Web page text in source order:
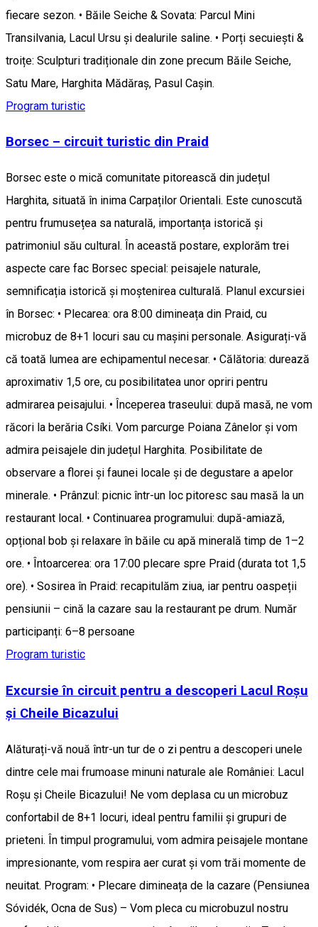
fiecare sezon. • Băile Seiche & Sovata: Parcul Mini
Transilvania, Lacul Ursu și dealurile saline. • Porți secuiești &
troițe: Sculpturi tradiționale din zone precum Băile Seiche,
Satu Mare, Harghita Mădăraș, Pasul Caşin.
Program turistic
Borsec – circuit turistic din Praid
Borsec este o mică comunitate pitorească din județul
Harghita, situată în inima Carpaților Orientali. Este cunoscută
pentru frumusețea sa naturală, importanța istorică și
patrimoniul său cultural. În această postare, explorăm trei
aspecte care fac Borsec special: peisajele naturale,
semnificația istorică și moștenirea culturală. Planul excursiei
în Borsec: • Plecarea: ora 8:00 dimineața din Praid, cu
microbuz de 8+1 locuri sau cu mașini personale. Asigurați-vă
că toată lumea are echipamentul necesar. • Călătoria: durează
aproximativ 1,5 ore, cu posibilitatea unor opriri pentru
admirarea peisajului. • Începerea traseului: după masă, ne vom
răcori la berăria Csíki. Vom parcurge Poiana Zânelor și vom
admira peisajele din județul Harghita. Posibilitate de
observare a florei și faunei locale și de degustare a apelor
minerale. • Prânzul: picnic într-un loc pitoresc sau masă la un
restaurant local. • Continuarea programului: după-amiază,
opțional bob și relaxare în băile cu apă minerală timp de 1–2
ore. • Întoarcerea: ora 17:00 plecare spre Praid (durata tot 1,5
ore). • Sosirea în Praid: recapitulăm ziua, iar pentru oaspeții
pensiunii – cină la cazare sau la restaurant pe drum. Număr
participanți: 6–8 persoane
Program turistic
Excursie în circuit pentru a descoperi Lacul Roșu
și Cheile Bicazului
Alăturați-vă nouă într-un tur de o zi pentru a descoperi unele
dintre cele mai frumoase minuni naturale ale României: Lacul
Roșu și Cheile Bicazului! Ne vom deplasa cu un microbuz
confortabil de 8+1 locuri, ideal pentru familii și grupuri de
prieteni. În timpul programului, vom admira peisajele montane
impresionante, vom respira aer curat și vom trăi momente de
neuitat. Program: • Plecare dimineața de la cazare (Pensiunea
Sóvidék, Ocna de Sus) – Vom pleca cu microbuzul nostru